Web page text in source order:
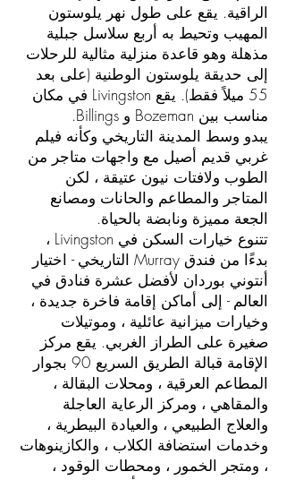
الراقية. يقع على طول نهر يلوستون
المهيب وتحيط به أربع سلاسل جبلية
مذهلة وهو قاعدة منزلية مثالية للرحلات
إلى حديقة يلوستون الوطنية (على بعد
55 ميلاً فقط). يقع Livingston في مكان
مناسب بين Bozeman و Billings.
يبدو وسط المدينة التاريخي وكأنه فيلم
غربي قديم أصيل مع واجهات متاجر من
الطوب ولافتات نيون عتيقة ، لكن
المتاجر والمطاعم والحانات ومصانع
الجعة مميزة ونابضة بالحياة.
تتنوع خيارات السكن في Livingston ،
بدءًا من فندق Murray التاريخي - اختيار
أنتوني بوردان لأفضل عشرة فنادق في
العالم - إلى أماكن إقامة فاخرة جديدة ،
وخيارات ميزانية عائلية ، وموتيلات
صغيرة على الطراز الغربي. يقع مركز
الإقامة قبالة الطريق السريع 90 بجوار
المطاعم العرقية ، ومحلات البقالة ،
والمقاهي ، ومركز الرعاية العاجلة
والعلاج الطبيعي ، والعيادة البيطرية ،
وخدمات استضافة الكلاب ، والكازينوهات
، ومتجر الخمور ، ومحطات الوقود ،